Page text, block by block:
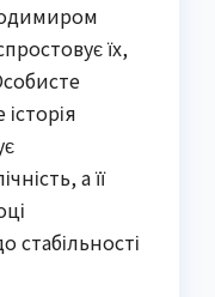
їх,
а її
стабільності